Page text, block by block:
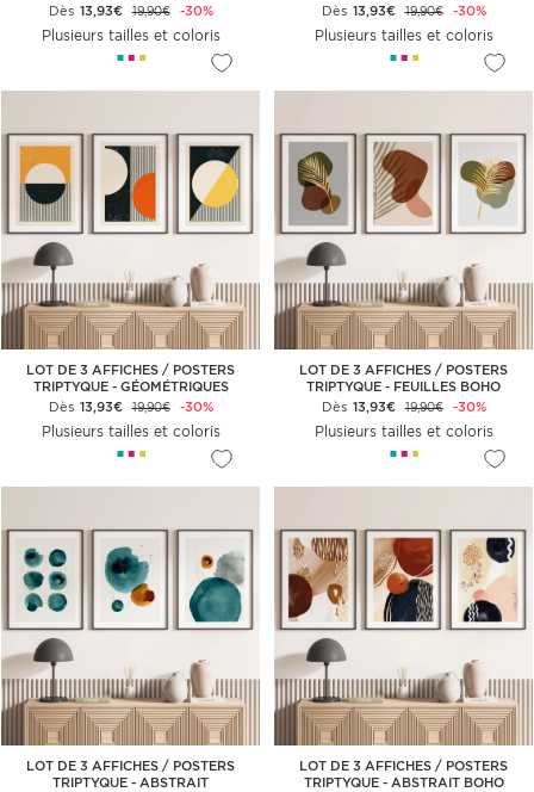
Dès 13,93€ 19,90€ -30%
Plusieurs tailles et coloris
Dès 13,93€ 19,90€ -30%
Plusieurs tailles et coloris
LOT DE 3 AFFICHES / POSTERS
TRIPTYQUE - GÉOMÉTRIQUES
Dès 13,93€ 19,90€ -30%
Plusieurs tailles et coloris
LOT DE 3 AFFICHES / POSTERS
TRIPTYQUE - FEUILLES BOHO
Dès 13,93€ 19,90€ -30%
Plusieurs tailles et coloris
LOT DE 3 AFFICHES / POSTERS
TRIPTYQUE - ABSTRAIT
LOT DE 3 AFFICHES / POSTERS
TRIPTYQUE - ABSTRAIT BOHO